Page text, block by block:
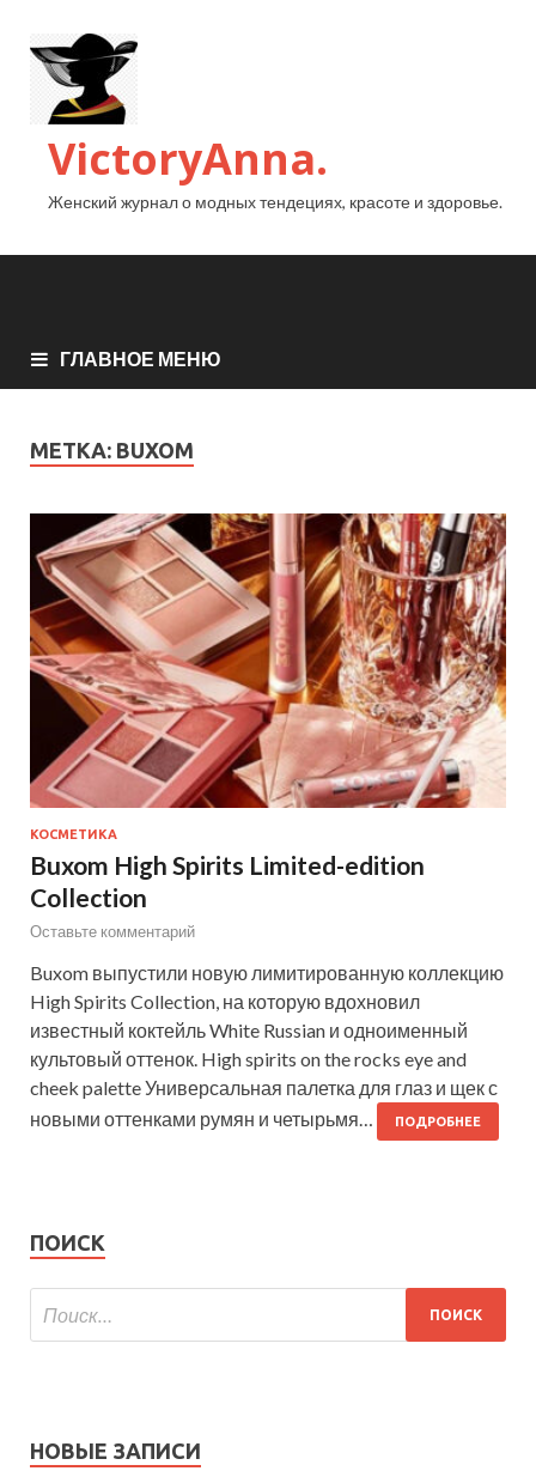
VictoryAnna.
Женский журнал о модных тендециях, красоте и здоровье.
ГЛАВНОЕ МЕНЮ
МЕТКА: BUXOM
КОСМЕТИКА
Buxom High Spirits Limited-edition
Collection
Оставьте комментарий
Buxom выпустили новую лимитированную коллекцию
High Spirits Collection, на которую вдохновил
известный коктейль White Russian и одноименный
культовый оттенок. High spirits on the rocks eye and
cheek palette Универсальная палетка для глаз и щек с
новыми оттенками румян и четырьмя…
ПОДРОБНЕЕ
ПОИСК
НОВЫЕ ЗАПИСИ